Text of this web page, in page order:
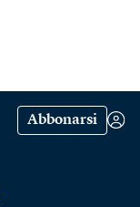
Abbonarsi